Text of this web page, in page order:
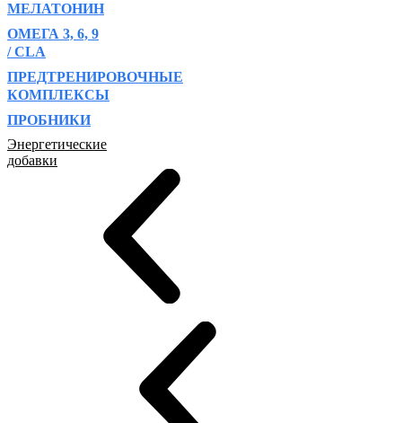
МЕЛАТОНИН
ОМЕГА 3, 6, 9
/ CLA
ПРЕДТРЕНИРОВОЧНЫЕ
КОМПЛЕКСЫ
ПРОБНИКИ
Энергетические
добавки